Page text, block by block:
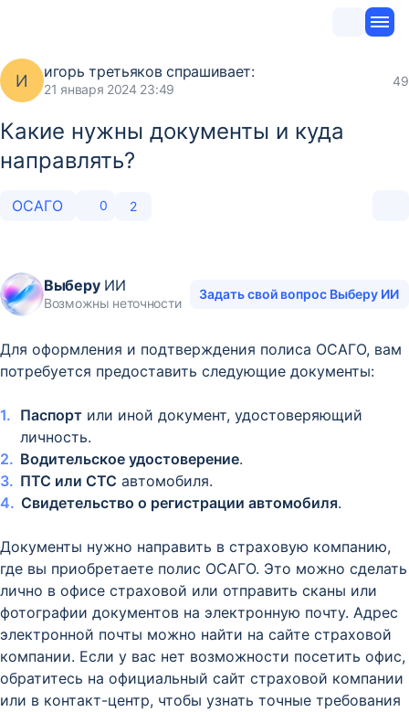
И игорь третьяковспрашивает:
21 января 2024 23:49
49
Какие нужны документы и куда
направлять?
ОСАГО 0 2
ВыберуИИ
Возможны неточности
Задать свой вопрос Выберу ИИ
Для оформления и подтверждения полиса ОСАГО, вам
потребуется предоставить следующие документы:
Паспорт или иной документ, удостоверяющий
личность.
Водительское удостоверение.
ПТС или СТС автомобиля.
Свидетельство о регистрации автомобиля.
Документы нужно направить в страховую компанию,
где вы приобретаете полис ОСАГО. Это можно сделать
лично в офисе страховой или отправить сканы или
фотографии документов на электронную почту. Адрес
электронной почты можно найти на сайте страховой
компании. Если у вас нет возможности посетить офис,
обратитесь на официальный сайт страховой компании
или в контакт-центр, чтобы узнать точные требования